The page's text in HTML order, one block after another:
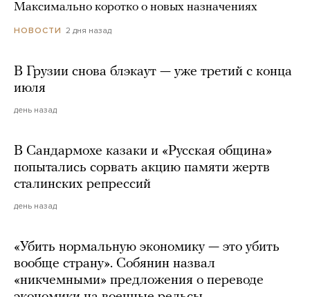
Максимально коротко о новых назначениях
НОВОСТИ 2 дня назад
В Грузии снова блэкаут — уже третий с конца
июля
день назад
В Сандармохе казаки и «Русская община»
попытались сорвать акцию памяти жертв
сталинских репрессий
день назад
«Убить нормальную экономику — это убить
вообще страну». Собянин назвал
«никчемными» предложения о переводе